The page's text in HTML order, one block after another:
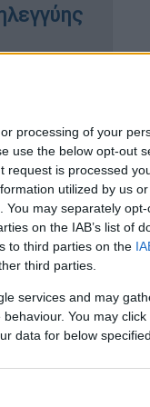
processing of your
use the below opt-out
request is processed
utilized by us
may separately
on the IAB’s list of
to third parties on the
third parties.
services and may
You may
data for below
εξετάζουν
το2023και
με
κάποιες
βάλει
χρόνια»,